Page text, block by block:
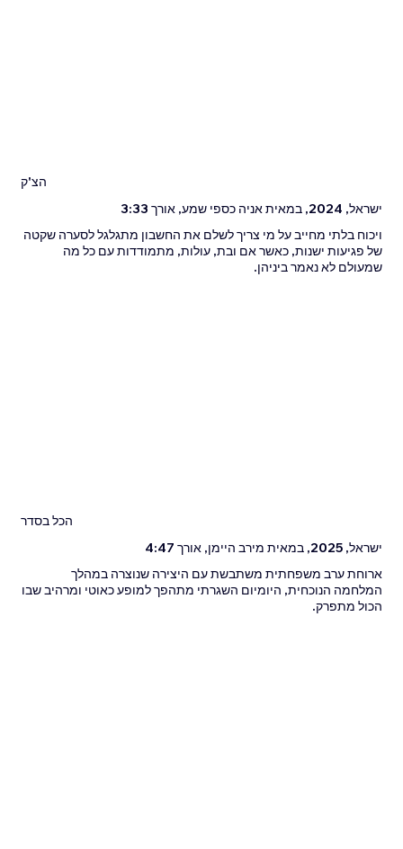
הצ'ק
ישראל, 2024, במאית אניה כספי שמע, אורך 3:33
ויכוח בלתי מחייב על מי צריך לשלם את החשבון מתגלגל לסערה שקטה
של פגיעות ישנות, כאשר אם ובת, עולות, מתמודדות עם כל מה
שמעולם לא נאמר ביניהן.
הכל בסדר
ישראל, 2025, במאית מירב היימן, אורך 4:47
ארוחת ערב משפחתית משתבשת עם היצירה שנוצרה במהלך
המלחמה הנוכחית, היומיום השגרתי מתהפך למופע כאוטי ומרהיב שבו
הכול מתפרק.